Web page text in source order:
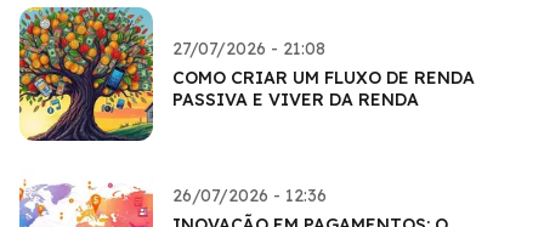
27/07/2026 - 21:08
COMO CRIAR UM FLUXO DE RENDA
PASSIVA E VIVER DA RENDA
26/07/2026 - 12:36